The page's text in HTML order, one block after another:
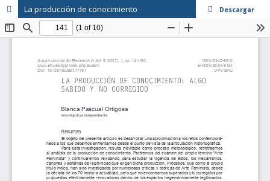
La producción de conocimiento Descargar